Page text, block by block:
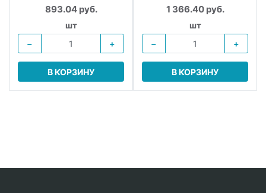
893.04 руб.
шт
−
+
В КОРЗИНУ
1 366.40 руб.
шт
−
+
В КОРЗИНУ